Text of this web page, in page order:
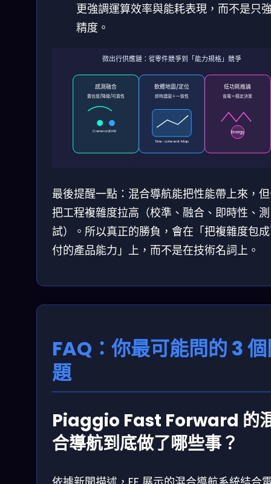
更強調運算效率與能耗表現，而不是只
精度。
微出行供應鏈：從零件競爭到「能力規格」競爭
感測融合
置信度/降級/可靠性
CameraLiDAR
軟體地圖/定位
即時建圖＋一致性
Time-coherent Map
低功耗推論
省電＝穩定決策
Energy
最後提醒一點：混合導航能把性能帶上來，
把工程複雜度拉高（校準、融合、即時性、測
試）。所以真正的勝負，會在「把複雜度包
付的產品能力」上，而不是在技術名詞上。
FAQ：你最可能問的 3
題
Piaggio Fast Forward 的
合導航到底做了哪些事？